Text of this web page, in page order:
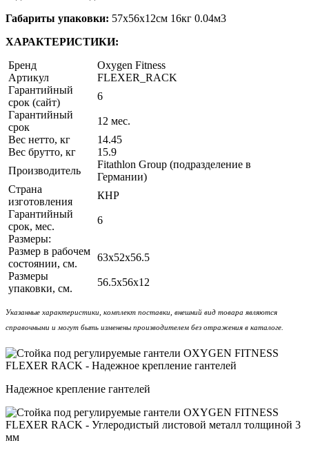
Габариты упаковки: 57х56х12см 16кг 0.04м3
ХАРАКТЕРИСТИКИ:
Бренд
Oxygen Fitness
Артикул
FLEXER_RACK
Гарантийный
срок (сайт)
6
Гарантийный
срок
12 мес.
Вес нетто, кг
14.45
Вес брутто, кг
15.9
Производитель
Fitathlon Group (подразделение в
Германии)
Страна
изготовления
КНР
Гарантийный
срок, мес.
6
Размеры:
Размер в рабочем
состоянии, см.
63х52x56.5
Размеры
упаковки, см.
56.5х56x12
Указанные характеристики, комплект поставки, внешний вид товара являются
справочными и могут быть изменены производителем без отражения в каталоге.
Надежное крепление гантелей